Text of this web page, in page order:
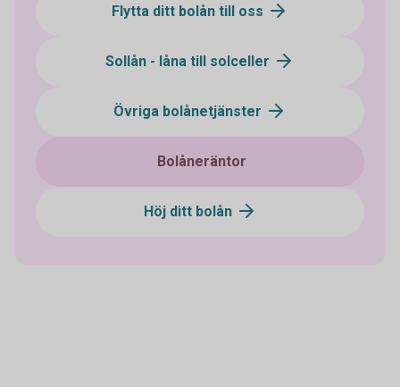
Flytta ditt bolån till oss
Sollån - låna till solceller
Övriga bolånetjänster
Bolåneräntor
Höj ditt bolån